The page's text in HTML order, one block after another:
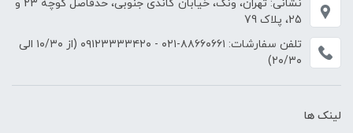
نشانی: تهران، ونک، خیابان گاندی جنوبی، حدفاصل کوچه 23 و
25، پلاک 79
تلفن سفارشات: ۸۸۶۶۰۶۶۱-۰۲۱ - ۰۹۱۲۳۳۳۳۴۲۰
(از ۱۰/۳۰ الی
۲۰/۳۰)
لینک ها